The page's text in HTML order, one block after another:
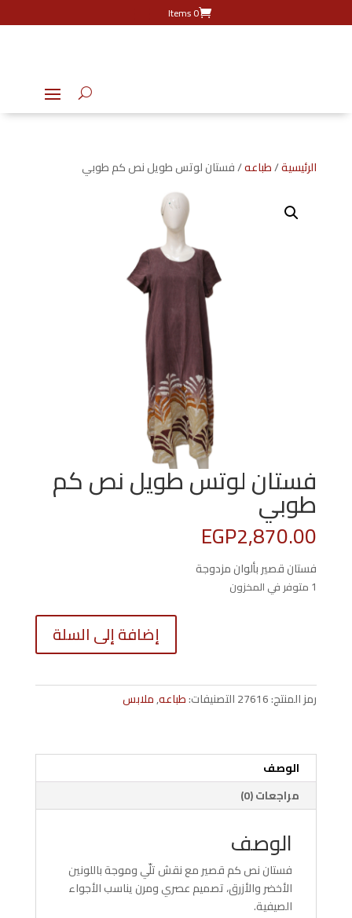
0 Items
الرئيسية/طباعه/ فستان لوتس طويل نص كم طوبي
فستان لوتس طويل نص كم
طوبي
EGP2,870.00
فستان قصير بألوان مزدوجة
1 متوفر في المخزون
كمية
لوتس
إضافة إلى السلة
رمز المنتج:27616التصنيفات:طباعه,ملابس
الوصف
مراجعات (0)
الوصف
فستان نص كم قصير مع نقش تلّي وموجة باللونين
الأخضر والأزرق، تصميم عصري ومرن يناسب الأجواء
الصيفية.